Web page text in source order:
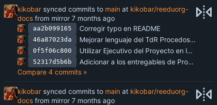
kikobar synced commits to main at kikobar/reeduorg-
docs from mirror
aa2b099165 Corregir typo en README
46a87023da Mejorar lenguaje del TdR Procedos y Funciones
0f5f06c800 Utilizar Ejecutivo del Proyecto en lugar de Cliente del Proyecto, y hacerlo específico a la persona del Presidente del Consejo Directivo de ReEdu
52317d5b6b
Adicionar a los entregables de Procesos y Funciones, los roles y responsabilidades y la descripción de los procesos.
Compare 4 commits »
kikobar synced commits to main at kikobar/reeduorg-
docs from mirror